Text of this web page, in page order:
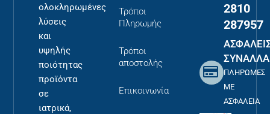
ολοκληρωμένες
λύσεις
και
υψηλής
ποιότητας
προϊόντα
σε
ιατρικά,
Τρόποι
Πληρωμής
Τρόποι
αποστολής
Επικοινωνία
2810
287957
ΠΛΗΡΩΜΕΣ
ΜΕ
ΑΣΦΑΛΕΙΑ